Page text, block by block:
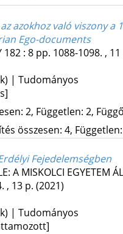
azokhoz való viszony
Ego-documents
182: 8 pp. 1088-1098. ,
| Tudományos
2, Független: 2,
összesen: 4,
Fejedelemségben
A MISKOLCI EGYETEM
, 13 p. (2021)
| Tudományos